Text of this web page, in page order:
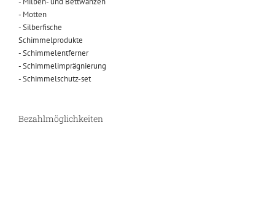
- Motten
- Silberfische
Schimmelprodukte
- Schimmelentferner
- Schimmelimprägnierung
- Schimmelschutz-set
Bezahlmöglichkeiten